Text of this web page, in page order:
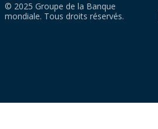
© 2025 Groupe de la Banque
mondiale. Tous droits réservés.